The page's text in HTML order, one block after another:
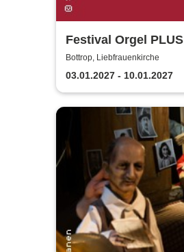
Festival Orgel PLUS
Bottrop, Liebfrauenkirche
03.01.2027 - 10.01.2027